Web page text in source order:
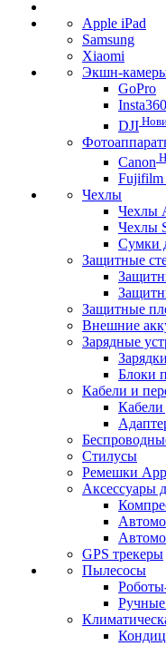
Apple iPad
Samsung
Xiaomi
Экшн-
GoPro
Insta360
DJI
Canon
Fujifilm
Чехлы
Чехлы
Чехлы
Сумки
Защитные
Защитные
Внешние
Зарядные
Блоки
Кабели и
Кабели
Стилусы
Ремешки
Аксессуары
GPS трекеры
Пылесосы